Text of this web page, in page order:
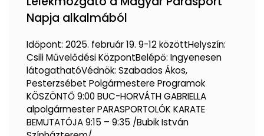
Napja alkalmából
Időpont: 2025. február 19. 9-12 közöttHelyszín:
Csili Művelődési KözpontBelépő: Ingyenesen
látogathatóVédnök: Szabados Ákos,
Pesterzsébet Polgármestere Programok
KÖSZÖNTŐ 9:00 BUC-HORVÁTH GABRIELLA
alpolgármester PARASPORTOLÓK KARATE
BEMUTATÓJA 9:15 – 9:35 /Bubik István